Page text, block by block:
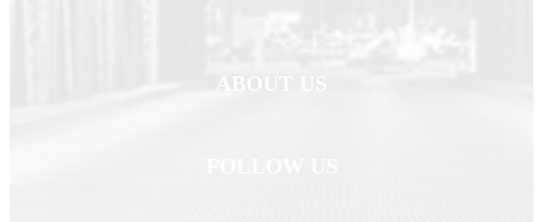
ABOUT US